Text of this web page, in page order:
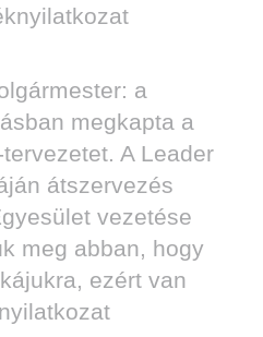
a
megkapta a
A Leader
átszervezés
vezetése
meg abban, hogy
ezért van